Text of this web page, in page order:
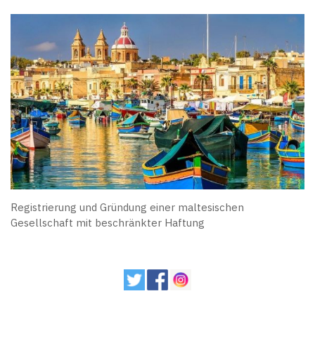
Registrierung und Gründung einer maltesischen
Gesellschaft mit beschränkter Haftung